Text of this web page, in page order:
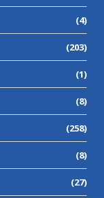
(4)
(203)
(1)
(8)
(258)
(8)
(27)